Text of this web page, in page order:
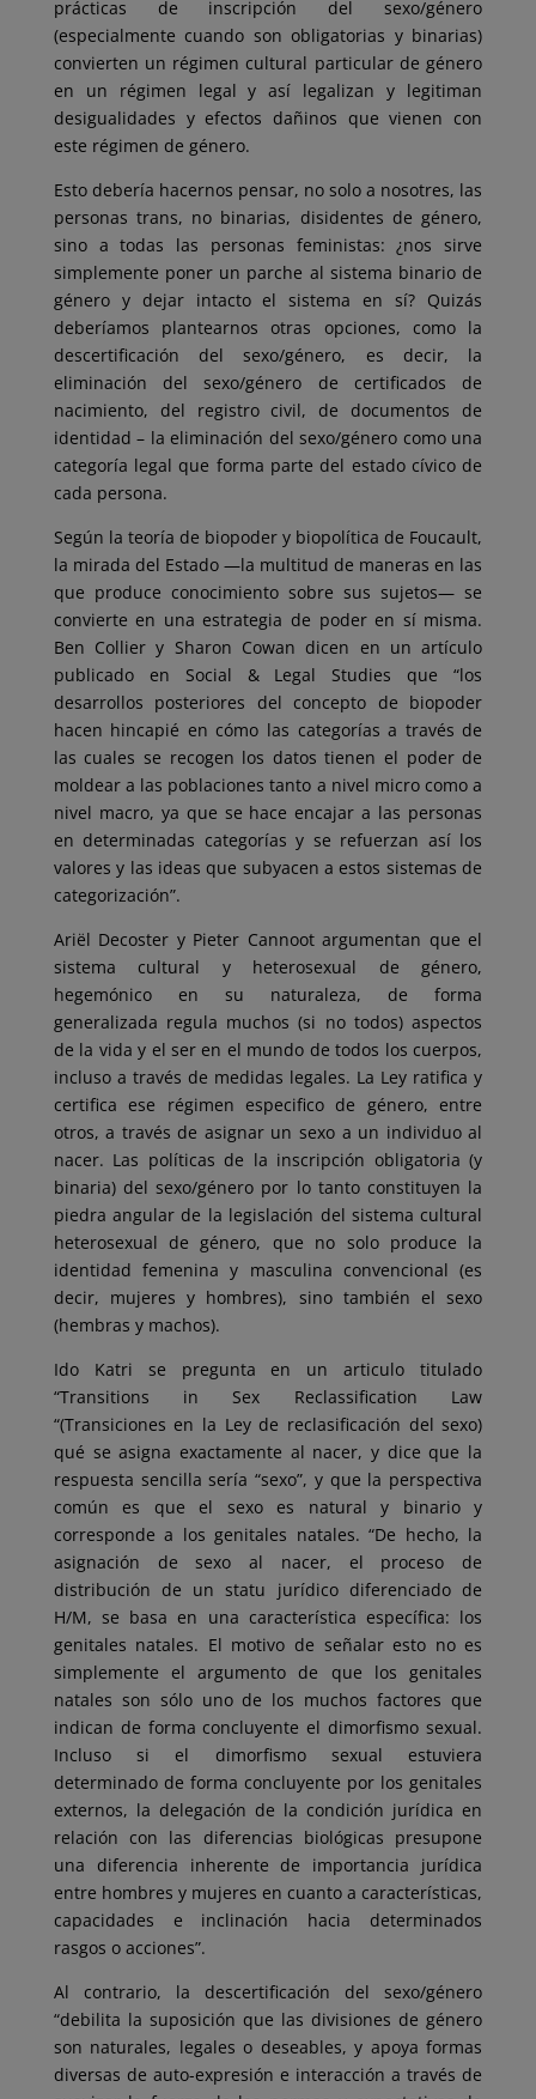
prácticas de inscripción del sexo/género
(especialmente cuando son obligatorias y binarias)
convierten un régimen cultural particular de género
en un régimen legal y así legalizan y legitiman
desigualidades y efectos dañinos que vienen con
este régimen de género.
Esto debería hacernos pensar, no solo a nosotres, las
personas trans, no binarias, disidentes de género,
sino a todas las personas feministas: ¿nos sirve
simplemente poner un parche al sistema binario de
género y dejar intacto el sistema en sí? Quizás
deberíamos plantearnos otras opciones, como la
descertificación del sexo/género, es decir, la
eliminación del sexo/género de certificados de
nacimiento, del registro civil, de documentos de
identidad – la eliminación del sexo/género como una
categoría legal que forma parte del estado cívico de
cada persona.
Según la teoría de biopoder y biopolítica de Foucault,
la mirada del Estado —la multitud de maneras en las
que produce conocimiento sobre sus sujetos— se
convierte en una estrategia de poder en sí misma.
Ben Collier y Sharon Cowan dicen en un artículo
publicado en Social & Legal Studies que “los
desarrollos posteriores del concepto de biopoder
hacen hincapié en cómo las categorías a través de
las cuales se recogen los datos tienen el poder de
moldear a las poblaciones tanto a nivel micro como a
nivel macro, ya que se hace encajar a las personas
en determinadas categorías y se refuerzan así los
valores y las ideas que subyacen a estos sistemas de
categorización”.
Ariël Decoster y Pieter Cannoot argumentan que el
sistema cultural y heterosexual de género,
hegemónico en su naturaleza, de forma
generalizada regula muchos (si no todos) aspectos
de la vida y el ser en el mundo de todos los cuerpos,
incluso a través de medidas legales. La Ley ratifica y
certifica ese régimen especifico de género, entre
otros, a través de asignar un sexo a un individuo al
nacer. Las políticas de la inscripción obligatoria (y
binaria) del sexo/género por lo tanto constituyen la
piedra angular de la legislación del sistema cultural
heterosexual de género, que no solo produce la
identidad femenina y masculina convencional (es
decir, mujeres y hombres), sino también el sexo
(hembras y machos).
Ido Katri se pregunta en un articulo titulado
“Transitions in Sex Reclassification Law
“(Transiciones en la Ley de reclasificación del sexo)
qué se asigna exactamente al nacer, y dice que la
respuesta sencilla sería “sexo”, y que la perspectiva
común es que el sexo es natural y binario y
corresponde a los genitales natales. “De hecho, la
asignación de sexo al nacer, el proceso de
distribución de un statu jurídico diferenciado de
H/M, se basa en una característica específica: los
genitales natales. El motivo de señalar esto no es
simplemente el argumento de que los genitales
natales son sólo uno de los muchos factores que
indican de forma concluyente el dimorfismo sexual.
Incluso si el dimorfismo sexual estuviera
determinado de forma concluyente por los genitales
externos, la delegación de la condición jurídica en
relación con las diferencias biológicas presupone
una diferencia inherente de importancia jurídica
entre hombres y mujeres en cuanto a características,
capacidades e inclinación hacia determinados
rasgos o acciones”.
Al contrario, la descertificación del sexo/género
“debilita la suposición que las divisiones de género
son naturales, legales o deseables, y apoya formas
diversas de auto-expresión e interacción a través de